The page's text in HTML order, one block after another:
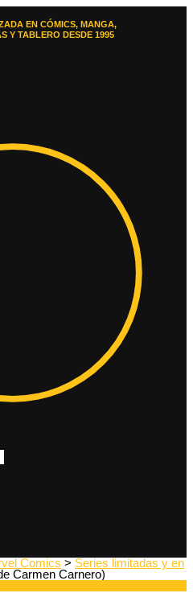
EN CÓMICS, MANGA,
Y TABLERO DESDE 1995
Comics > Series limitadas y en
Carmen Carnero)